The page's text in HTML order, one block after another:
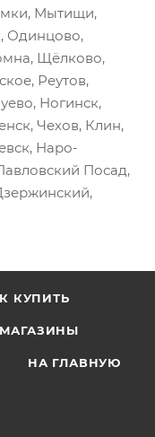
Мытищи,
Одинцово,
Щёлково,
Реутов,
Ногинск,
Чехов, Клин,
Наро-
Посад,
КУПИТЬ
МАГАЗИНЫ
НА ГЛАВНУЮ